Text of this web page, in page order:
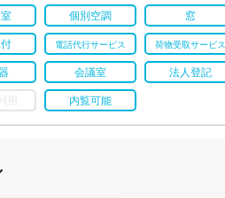
個別空調 窓
電話代行サービス 荷物受取サービス
会議室 法人登記
用 内覧可能